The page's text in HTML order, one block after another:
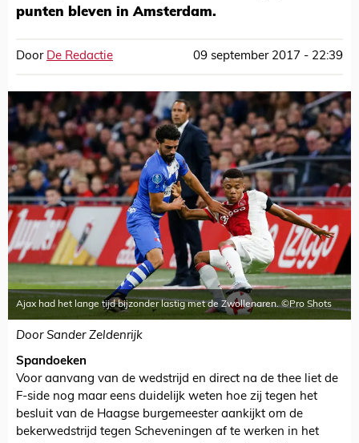
punten bleven in Amsterdam.
Door De Redactie 09 september 2017 - 22:39
Ajax had het lange tijd bijzonder lastig met de Zwollenaren. ©Pro Shots
Door Sander Zeldenrijk
Spandoeken
Voor aanvang van de wedstrijd en direct na de thee liet de
F-side nog maar eens duidelijk weten hoe zij tegen het
besluit van de Haagse burgemeester aankijkt om de
bekerwedstrijd tegen Scheveningen af te werken in het